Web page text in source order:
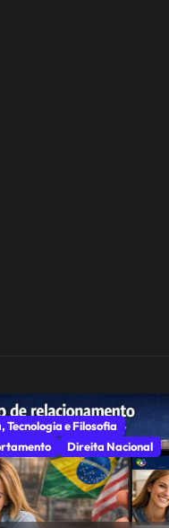
Tecnologia e Filosofia
Direita Nacional